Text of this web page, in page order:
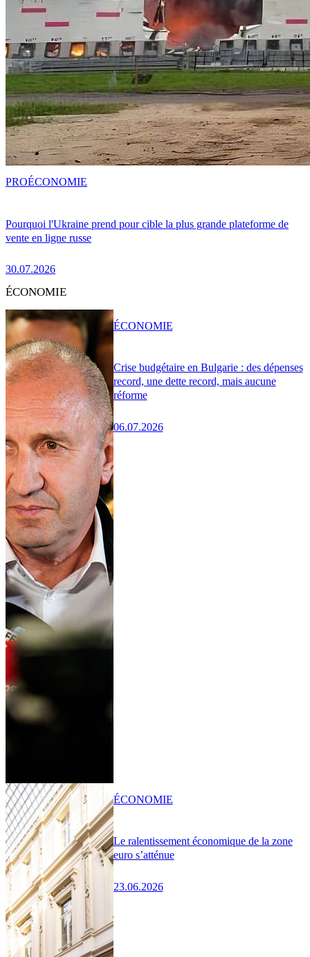
Pourquoi l'Ukraine prend pour cible la plus grande plateforme de
vente en ligne russe
30.07.2026
PROÉCONOMIE
ÉCONOMIE
Crise budgétaire en Bulgarie : des dépenses
record, une dette record, mais aucune
réforme
06.07.2026
ÉCONOMIE
Le ralentissement économique de la zone
euro s’atténue
23.06.2026
ÉCONOMIE